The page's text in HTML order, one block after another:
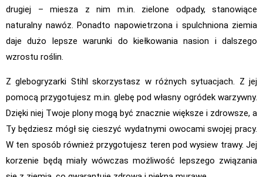
drugiej – miesza z nim m.in. zielone odpady, stanowiące
naturalny nawóz. Ponadto napowietrzona i spulchniona ziemia
daje dużo lepsze warunki do kiełkowania nasion i dalszego
wzrostu roślin.
Z glebogryzarki Stihl skorzystasz w różnych sytuacjach. Z jej
pomocą przygotujesz m.in. glebę pod własny ogródek warzywny.
Dzięki niej Twoje plony mogą być znacznie większe i zdrowsze, a
Ty będziesz mógł się cieszyć wydatnymi owocami swojej pracy.
W ten sposób również przygotujesz teren pod wysiew trawy. Jej
korzenie będą miały wówczas możliwość lepszego związania